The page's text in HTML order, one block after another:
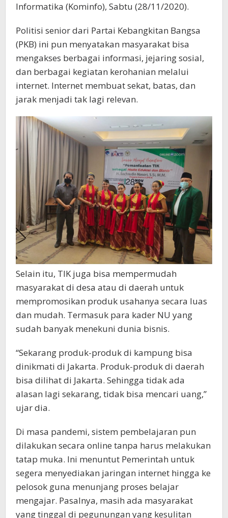
Informatika (Kominfo), Sabtu (28/11/2020).
Politisi senior dari Partai Kebangkitan Bangsa
(PKB) ini pun menyatakan masyarakat bisa
mengakses berbagai informasi, jejaring sosial,
dan berbagai kegiatan kerohanian melalui
internet. Internet membuat sekat, batas, dan
jarak menjadi tak lagi relevan.
Selain itu, TIK juga bisa mempermudah
masyarakat di desa atau di daerah untuk
mempromosikan produk usahanya secara luas
dan mudah. Termasuk para kader NU yang
sudah banyak menekuni dunia bisnis.
“Sekarang produk-produk di kampung bisa
dinikmati di Jakarta. Produk-produk di daerah
bisa dilihat di Jakarta. Sehingga tidak ada
alasan lagi sekarang, tidak bisa mencari uang,”
ujar dia.
Di masa pandemi, sistem pembelajaran pun
dilakukan secara online tanpa harus melakukan
tatap muka. Ini menuntut Pemerintah untuk
segera menyediakan jaringan internet hingga ke
pelosok guna menunjang proses belajar
mengajar. Pasalnya, masih ada masyarakat
yang tinggal di pegunungan yang kesulitan